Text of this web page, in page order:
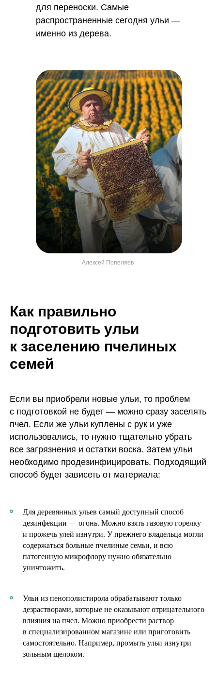
для переноски. Самые
распространенные сегодня ульи —
именно из дерева.
Алексей Попеляев
Как правильно
подготовить ульи
к заселению пчелиных
семей
Если вы приобрели новые ульи, то проблем
с подготовкой не будет — можно сразу заселять
пчел. Если же ульи куплены с рук и уже
использовались, то нужно тщательно убрать
все загрязнения и остатки воска. Затем ульи
необходимо продезинфицировать. Подходящий
способ будет зависеть от материала:
Для деревянных ульев самый доступный способ
дезинфекции — огонь. Можно взять газовую горелку
и прожечь улей изнутри. У прежнего владельца могли
содержаться больные пчелиные семьи, и всю
патогенную микрофлору нужно обязательно
уничтожить.
Ульи из пенополистирола обрабатывают только
дезрастворами, которые не оказывают отрицательного
влияния на пчел. Можно приобрести раствор
в специализированном магазине или приготовить
самостоятельно. Например, промыть ульи изнутри
зольным щелоком.